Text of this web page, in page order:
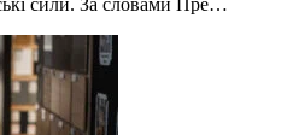
сили. За словами Пре…